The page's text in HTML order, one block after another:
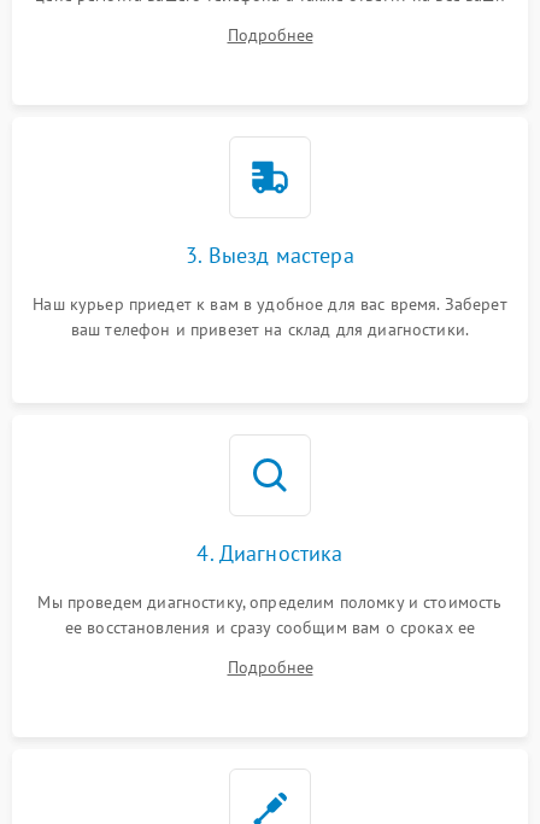
Подробнее
3. Выезд мастера
Наш курьер приедет к вам в удобное для вас время. Заберет
ваш телефон и привезет на склад для диагностики.
4. Диагностика
Мы проведем диагностику, определим поломку и стоимость
ее восстановления и сразу сообщим вам о сроках ее
Подробнее